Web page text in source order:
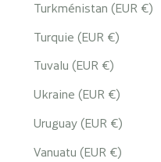
Turkménistan (EUR €)
Turquie (EUR €)
Tuvalu (EUR €)
Ukraine (EUR €)
Uruguay (EUR €)
Vanuatu (EUR €)